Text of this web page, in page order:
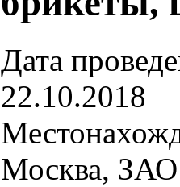
Дата
22.10.2018
Москва, ЗАО